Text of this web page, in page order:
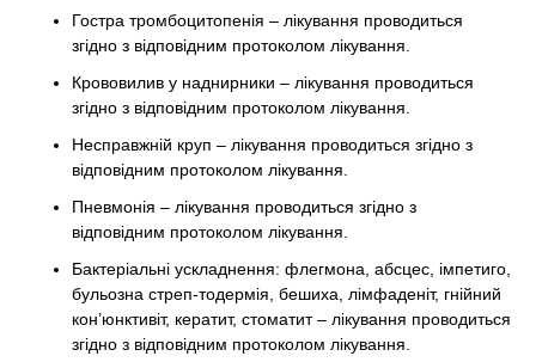
Гостра тромбоцитопенія – лікування проводиться
згідно з відповідним протоколом лікування.
Крововилив у наднирники – лікування проводиться
згідно з відповідним протоколом лікування.
Несправжній круп – лікування проводиться згідно з
відповідним протоколом лікування.
Пневмонія – лікування проводиться згідно з
відповідним протоколом лікування.
Бактеріальні ускладнення: флегмона, абсцес, імпетиго,
бульозна стреп-тодермія, бешиха, лімфаденіт, гнійний
кон’юнктивіт, кератит, стоматит – лікування проводиться
згідно з відповідним протоколом лікування.